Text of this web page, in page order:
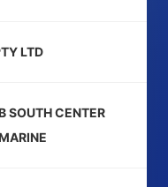
LTD
SOUTH CENTER